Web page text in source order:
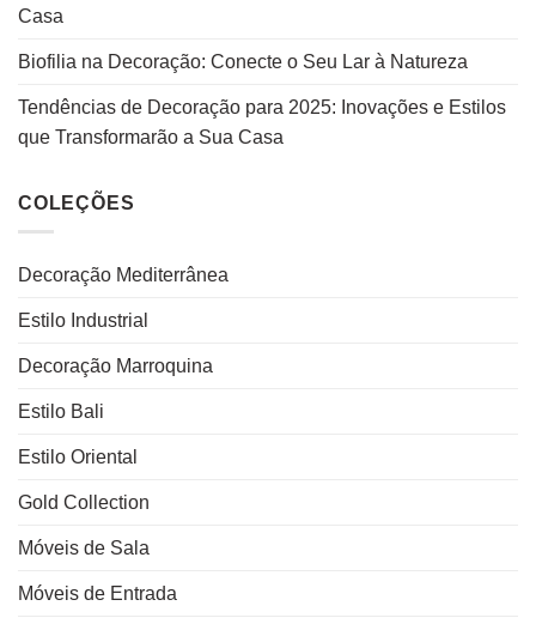
Casa
Biofilia na Decoração: Conecte o Seu Lar à Natureza
Tendências de Decoração para 2025: Inovações e Estilos
que Transformarão a Sua Casa
COLEÇÕES
Decoração Mediterrânea
Estilo Industrial
Decoração Marroquina
Estilo Bali
Estilo Oriental
Gold Collection
Móveis de Sala
Móveis de Entrada